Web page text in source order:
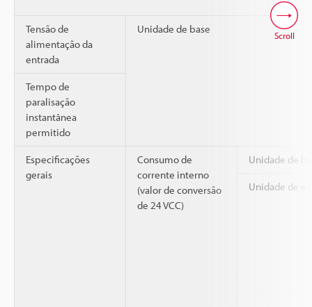
Tensão de
alimentação da
entrada
Unidade de base
Tempo de
paralisação
instantânea
permitido
Especificações
gerais
Consumo de
corrente interno
(valor de conversão
de 24 VCC)
Unidade de
Unidade de
Scroll